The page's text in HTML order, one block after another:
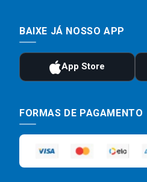
BAIXE JÁ NOSSO APP
FORMAS DE PAGAMENTO